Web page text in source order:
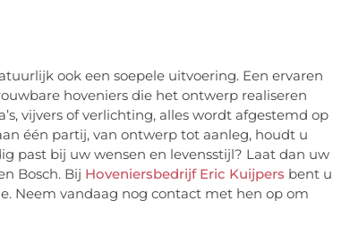
ook een soepele uitvoering. Een ervaren
hoveniers die het ontwerp realiseren
vijvers of verlichting, alles wordt afgestemd op
één partij, van ontwerp tot aanleg, houdt u
past bij uw wensen en levensstijl? Laat dan uw
Bosch. Bij Hoveniersbedrijf Eric Kuijpers bent u
Neem vandaag nog contact met hen op om